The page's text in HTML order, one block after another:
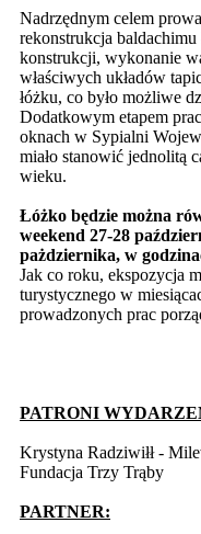
Nadrzędnym celem
rekonstrukcja
konstrukcji, wykonanie
właściwych układów
łóżku, co było możliwe
Dodatkowym etapem
oknach w Sypialni
miało stanowić jednolitą
wieku.
Łóżko będzie można
weekend 27-28
pażdziernika, w
Jak co roku, ekspozycja
turystycznego w
prowadzonych prac
PATRONI
Krystyna Radziwiłł -
Fundacja Trzy Trąby
PARTNER: